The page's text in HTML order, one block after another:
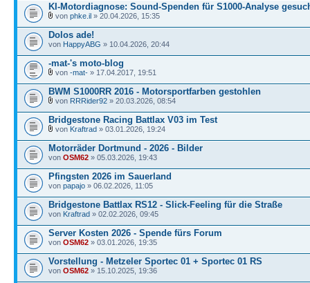
KI-Motordiagnose: Sound-Spenden für S1000-Analyse
von phke.il » 20.04.2026, 15:35
Dolos ade!
von HappyABG » 10.04.2026, 20:44
-mat-'s moto-blog
von -mat- » 17.04.2017, 19:51
BWM S1000RR 2016 - Motorsportfarben gestohlen
von RRRider92 » 20.03.2026, 08:54
Bridgestone Racing Battlax V03 im Test
von Kraftrad » 03.01.2026, 19:24
Motorräder Dortmund - 2026 - Bilder
von OSM62 » 05.03.2026, 19:43
Pfingsten 2026 im Sauerland
von papajo » 06.02.2026, 11:05
Bridgestone Battlax RS12 - Slick-Feeling für die Straße
von Kraftrad » 02.02.2026, 09:45
Server Kosten 2026 - Spende fürs Forum
von OSM62 » 03.01.2026, 19:35
Vorstellung - Metzeler Sportec 01 + Sportec 01 RS
von OSM62 » 15.10.2025, 19:36